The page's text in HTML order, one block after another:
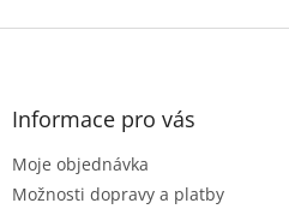
Z
Informace pro vás
Moje objednávka
Možnosti dopravy a platby